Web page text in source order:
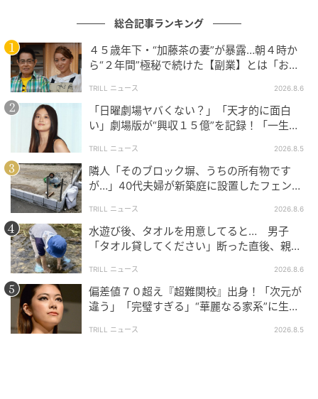
総合記事ランキング
４５歳年下・“加藤茶の妻”が暴露…朝４時か
ら“２年間”極秘で続けた【副業】とは「お金
TRILL ニュース 2026.8.6
「日曜劇場ヤバくない？」「天才的に面白
い」劇場版が“興収１５億”を記録！「一生言
TRILL ニュース 2026.8.5
隣人「そのブロック塀、うちの所有物です
が…」40代夫婦が新築庭に設置したフェン
TRILL ニュース 2026.8.6
水遊び後、タオルを用意してると… 男子
「タオル貸してください」断った直後、親が
TRILL ニュース 2026.8.6
偏差値７０超え『超難関校』出身！「次元が
違う」「完璧すぎる」“華麗なる家系”に生ま
TRILL ニュース 2026.8.5